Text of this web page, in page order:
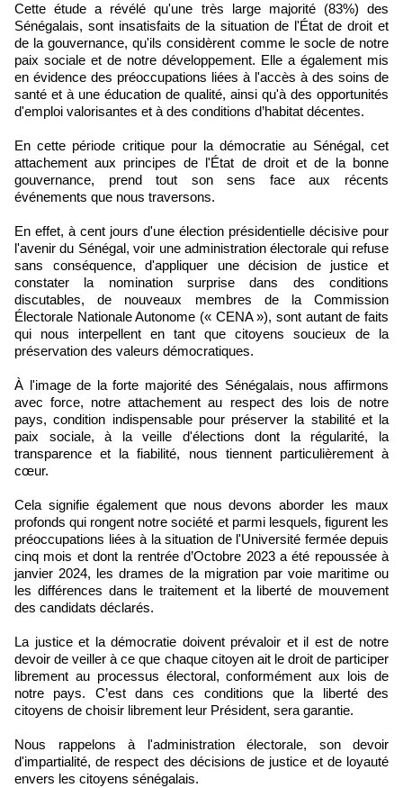
Cette étude a révélé qu'une très large majorité (83%) des
Sénégalais, sont insatisfaits de la situation de l'État de droit et
de la gouvernance, qu'ils considèrent comme le socle de notre
paix sociale et de notre développement. Elle a également mis
en évidence des préoccupations liées à l'accès à des soins de
santé et à une éducation de qualité, ainsi qu'à des opportunités
d'emploi valorisantes et à des conditions d’habitat décentes.
En cette période critique pour la démocratie au Sénégal, cet
attachement aux principes de l'État de droit et de la bonne
gouvernance, prend tout son sens face aux récents
événements que nous traversons.
En effet, à cent jours d'une élection présidentielle décisive pour
l'avenir du Sénégal, voir une administration électorale qui refuse
sans conséquence, d'appliquer une décision de justice et
constater la nomination surprise dans des conditions
discutables, de nouveaux membres de la Commission
Électorale Nationale Autonome (« CENA »), sont autant de faits
qui nous interpellent en tant que citoyens soucieux de la
préservation des valeurs démocratiques.
À l'image de la forte majorité des Sénégalais, nous affirmons
avec force, notre attachement au respect des lois de notre
pays, condition indispensable pour préserver la stabilité et la
paix sociale, à la veille d'élections dont la régularité, la
transparence et la fiabilité, nous tiennent particulièrement à
cœur.
Cela signifie également que nous devons aborder les maux
profonds qui rongent notre société et parmi lesquels, figurent les
préoccupations liées à la situation de l'Université fermée depuis
cinq mois et dont la rentrée d’Octobre 2023 a été repoussée à
janvier 2024, les drames de la migration par voie maritime ou
les différences dans le traitement et la liberté de mouvement
des candidats déclarés.
La justice et la démocratie doivent prévaloir et il est de notre
devoir de veiller à ce que chaque citoyen ait le droit de participer
librement au processus électoral, conformément aux lois de
notre pays. C’est dans ces conditions que la liberté des
citoyens de choisir librement leur Président, sera garantie.
Nous rappelons à l'administration électorale, son devoir
d'impartialité, de respect des décisions de justice et de loyauté
envers les citoyens sénégalais.